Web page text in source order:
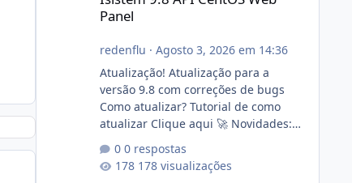
Panel
redenflu · Agosto 3, 2026 em 14:36
Atualização! Atualização para a
versão 9.8 com correções de bugs
Como atualizar? Tutorial de como
atualizar Clique aqui 🚀 Novidades:
publico para consulta de sub.dominio
autorizado a usasr o isistem:
0 respostas
178 visualizações